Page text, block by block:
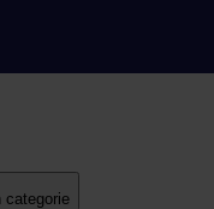
categorie